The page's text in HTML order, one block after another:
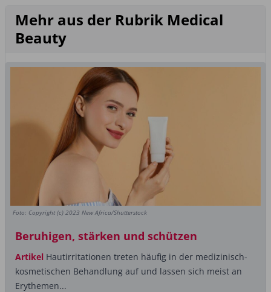
Mehr aus der Rubrik Medical
Beauty
Foto: Copyright (c) 2023 New Africa/Shutterstock
Beruhigen, stärken und schützen
Artikel Hautirritationen treten häufig in der medizinisch-
kosmetischen Behandlung auf und lassen sich meist an
Erythemen...